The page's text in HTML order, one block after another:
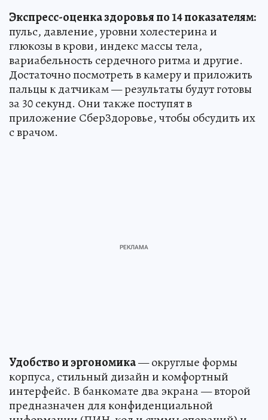
Экспресс-оценка здоровья по 14 показателям:
пульс, давление, уровни холестерина и
глюкозы в крови, индекс массы тела,
вариабельность сердечного ритма и другие.
Достаточно посмотреть в камеру и приложить
пальцы к датчикам — результаты будут готовы
за 30 секунд. Они также поступят в
приложение СберЗдоровье, чтобы обсудить их
с врачом.
Удобство и эргономика— округлые формы
корпуса, стильный дизайн и комфортный
интерфейс. В банкомате два экрана — второй
предназначен для конфиденциальной